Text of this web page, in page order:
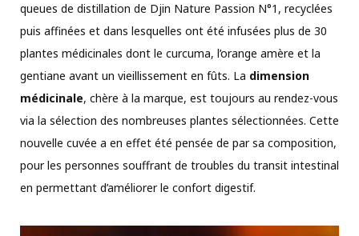
queues de distillation de Djin Nature Passion N°1, recyclées
puis affinées et dans lesquelles ont été infusées plus de 30
plantes médicinales dont le curcuma, l’orange amère et la
gentiane avant un vieillissement en fûts. La dimension
médicinale, chère à la marque, est toujours au rendez-vous
via la sélection des nombreuses plantes sélectionnées. Cette
nouvelle cuvée a en effet été pensée de par sa composition,
pour les personnes souffrant de troubles du transit intestinal
en permettant d’améliorer le confort digestif.